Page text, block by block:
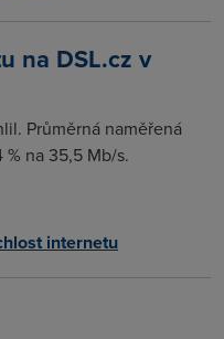
na DSL.cz v
Průměrná naměřená
na 35,5 Mb/s.
internetu